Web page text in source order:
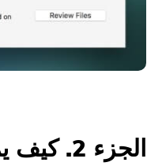
الجزء 2. كيف يمكنك تحسين التخزين؟